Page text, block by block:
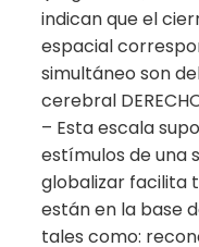
indican que el
espacial
simultáneo son
cerebral
– Esta escala
estímulos de una
globalizar facilita
están en la base
tales como: